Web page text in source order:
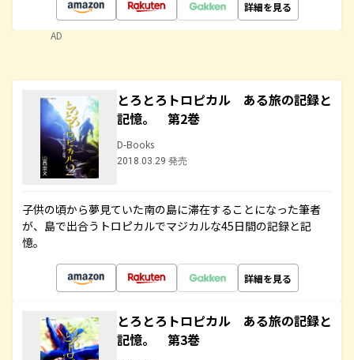
詳細を見る
AD
とろとろトロピカル ある旅の記録と
記憶。 第2巻
D-Books
2018.03.29 発売
子供の頃から夢見ていた南の島に滞在することになった筆者
が、島で出合うトロピカルでマジカルな45日間の記録と記
憶。
詳細を見る
とろとろトロピカル ある旅の記録と
記憶。 第3巻